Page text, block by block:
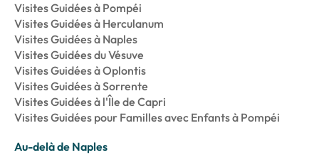
Visites Guidées à Pompéi
Visites Guidées à Herculanum
Visites Guidées à Naples
Visites Guidées du Vésuve
Visites Guidées à Oplontis
Visites Guidées à Sorrente
Visites Guidées à l'Île de Capri
Visites Guidées pour Familles avec Enfants à Pompéi
Au-delà de Naples